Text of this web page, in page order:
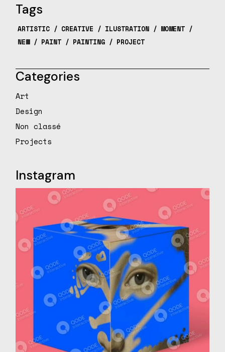
Tags
ARTISTIC CREATIVE ILUSTRATION
MOMENT
NEW
PAINT PAINTING PROJECT
Categories
Art
Design
Non classé
Projects
Instagram